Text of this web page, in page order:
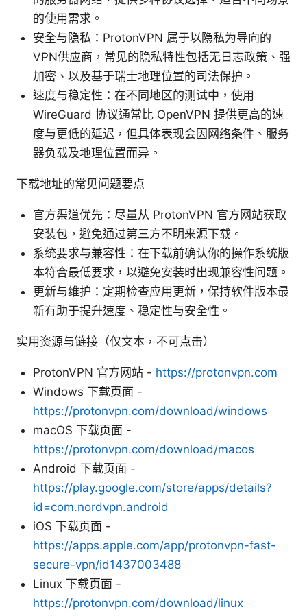
的使用需求。
安全与隐私：ProtonVPN 属于以隐私为导向的
VPN供应商，常见的隐私特性包括无日志政策、强
加密、以及基于瑞士地理位置的司法保护。
速度与稳定性：在不同地区的测试中，使用
WireGuard 协议通常比 OpenVPN 提供更高的速
度与更低的延迟，但具体表现会因网络条件、服务
器负载及地理位置而异。
下载地址的常见问题要点
官方渠道优先：尽量从 ProtonVPN 官方网站获取
安装包，避免通过第三方不明来源下载。
系统要求与兼容性：在下载前确认你的操作系统版
本符合最低要求，以避免安装时出现兼容性问题。
更新与维护：定期检查应用更新，保持软件版本最
新有助于提升速度、稳定性与安全性。
实用资源与链接（仅文本，不可点击）
ProtonVPN 官方网站 - https://protonvpn.com
Windows 下载页面 -
https://protonvpn.com/download/windows
macOS 下载页面 -
https://protonvpn.com/download/macos
Android 下载页面 -
https://play.google.com/store/apps/details?
id=com.nordvpn.android
iOS 下载页面 -
https://apps.apple.com/app/protonvpn-fast-
secure-vpn/id1437003488
Linux 下载页面 -
https://protonvpn.com/download/linux